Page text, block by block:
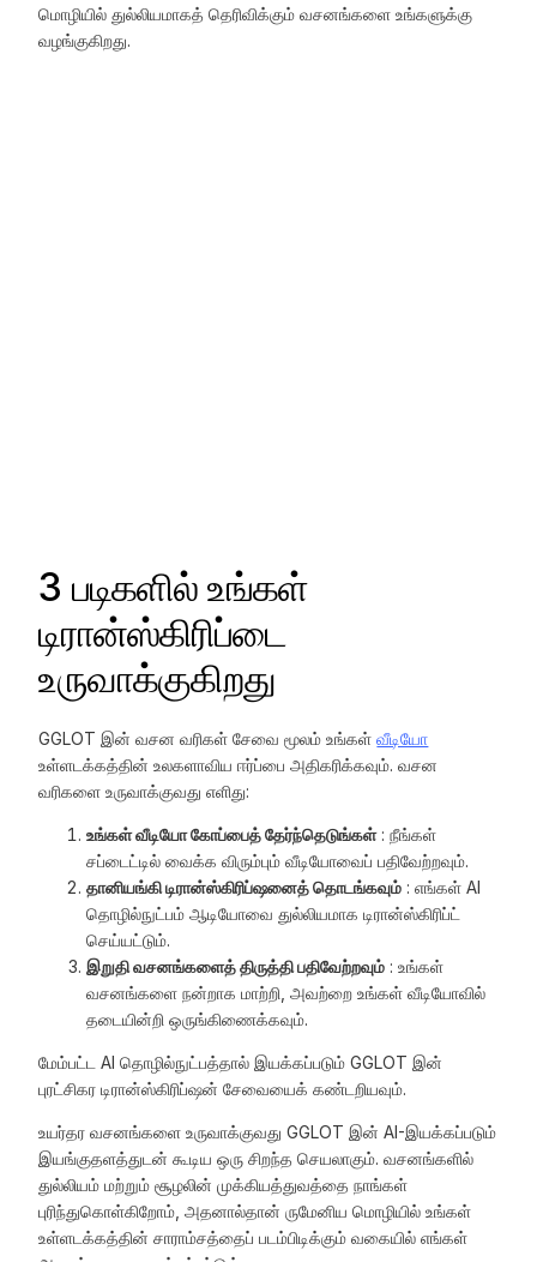
மொழியில் துல்லியமாகத் தெரிவிக்கும் வசனங்களை உங்களுக்கு
வழங்குகிறது.
3 படிகளில் உங்கள்
டிரான்ஸ்கிரிப்டை
உருவாக்குகிறது
GGLOT இன் வசன வரிகள் சேவை மூலம் உங்கள்வீடியோ
உள்ளடக்கத்தின் உலகளாவிய ஈர்ப்பை அதிகரிக்கவும். வசன
வரிகளை உருவாக்குவது எளிது:
உங்கள் வீடியோ கோப்பைத் தேர்ந்தெடுங்கள்: நீங்கள்
சப்டைட்டில் வைக்க விரும்பும் வீடியோவைப் பதிவேற்றவும்.
தானியங்கி டிரான்ஸ்கிரிப்ஷனைத் தொடங்கவும் : எங்கள் AI
தொழில்நுட்பம் ஆடியோவை துல்லியமாக டிரான்ஸ்கிரிப்ட்
செய்யட்டும்.
இறுதி வசனங்களைத் திருத்தி பதிவேற்றவும் : உங்கள்
வசனங்களை நன்றாக மாற்றி, அவற்றை உங்கள் வீடியோவில்
தடையின்றி ஒருங்கிணைக்கவும்.
மேம்பட்ட AI தொழில்நுட்பத்தால் இயக்கப்படும் GGLOT இன்
புரட்சிகர டிரான்ஸ்கிரிப்ஷன் சேவையைக் கண்டறியவும்.
உயர்தர வசனங்களை உருவாக்குவது GGLOT இன் AI-இயக்கப்படும்
இயங்குதளத்துடன் கூடிய ஒரு சிறந்த செயலாகும். வசனங்களில்
துல்லியம் மற்றும் சூழலின் முக்கியத்துவத்தை நாங்கள்
புரிந்துகொள்கிறோம், அதனால்தான் ருமேனிய மொழியில் உங்கள்
உள்ளடக்கத்தின் சாராம்சத்தைப் படம்பிடிக்கும் வகையில் எங்கள்